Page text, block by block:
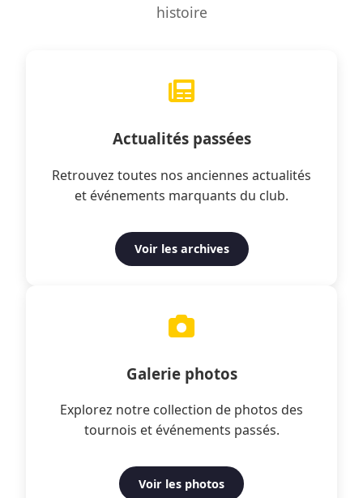
histoire
Actualités passées
Retrouvez toutes nos anciennes actualités
et événements marquants du club.
Voir les archives
Galerie photos
Explorez notre collection de photos des
tournois et événements passés.
Voir les photos